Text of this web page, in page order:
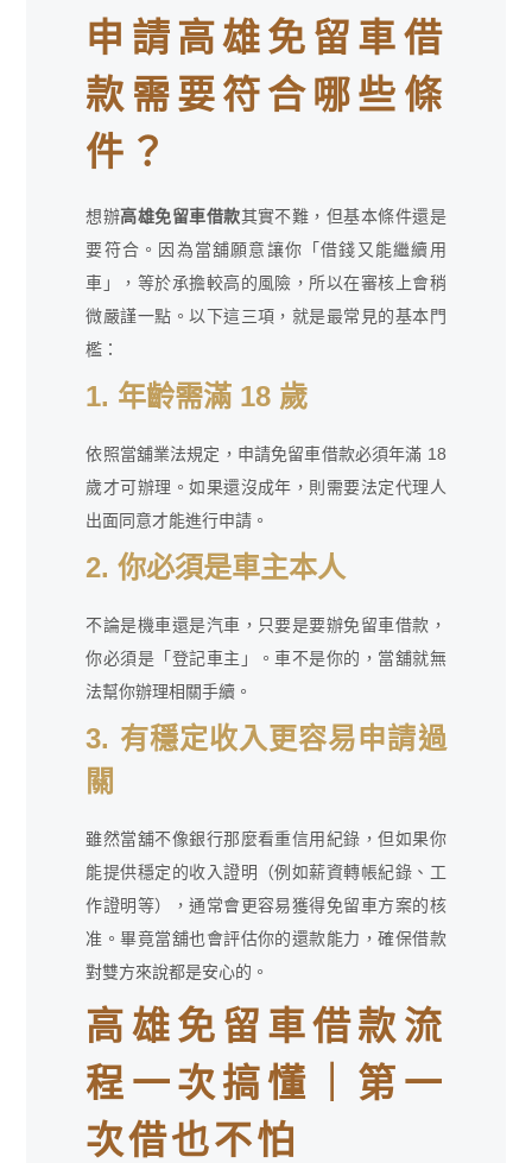
申請高雄免留車借
款需要符合哪些條
件？
想辦高雄免留車借款其實不難，但基本條件還是
要符合。因為當舖願意讓你「借錢又能繼續用
車」，等於承擔較高的風險，所以在審核上會稍
微嚴謹一點。以下這三項，就是最常見的基本門
檻：
1. 年齡需滿 18 歲
依照當舖業法規定，申請免留車借款必須年滿 18
歲才可辦理。如果還沒成年，則需要法定代理人
出面同意才能進行申請。
2. 你必須是車主本人
不論是機車還是汽車，只要是要辦免留車借款，
你必須是「登記車主」。車不是你的，當舖就無
法幫你辦理相關手續。
3. 有穩定收入更容易申請過
關
雖然當舖不像銀行那麼看重信用紀錄，但如果你
能提供穩定的收入證明（例如薪資轉帳紀錄、工
作證明等），通常會更容易獲得免留車方案的核
准。畢竟當舖也會評估你的還款能力，確保借款
對雙方來說都是安心的。
高雄免留車借款流
程一次搞懂｜第一
次借也不怕